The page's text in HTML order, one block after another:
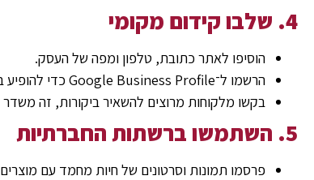
4. שלבו קידום מקומי
הוסיפו לאתר כתובת, טלפון ומפה של העסק.
הרשמו ל־Google Business Profile כדי להופיע במפות.
בקשו מלקוחות מרוצים להשאיר ביקורות, זה משדר
5. השתמשו ברשתות החברתיות
פרסמו תמונות וסרטונים של חיות מחמד עם